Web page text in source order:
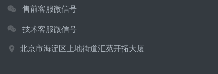
售前客服微信号
技术客服微信号
北京市海淀区上地街道汇苑开拓大厦